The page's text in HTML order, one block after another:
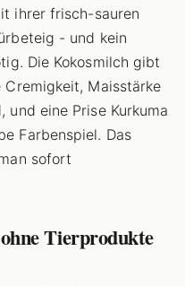
ihrer frisch-sauren
- und kein
Die Kokosmilch gibt
Maisstärke
eine Prise Kurkuma
Farbenspiel. Das
sofort
Tierprodukte